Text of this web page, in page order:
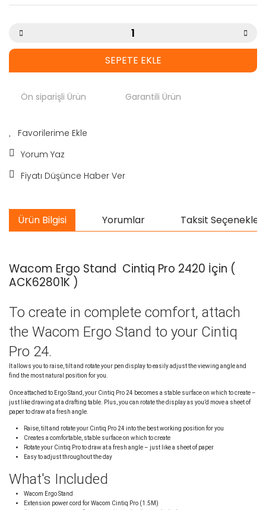
SEPETE EKLE
Ön siparişli Ürün Garantili Ürün
Yorum Yaz
Fiyatı Düşünce Haber Ver
Ürün Bilgisi Yorumlar Taksit Seçenekleri
Wacom Ergo Stand Cintiq Pro 2420 İçin (
ACK62801K )
To create in complete comfort, attach
the Wacom Ergo Stand to your Cintiq
Pro 24.
It allows you to raise, tilt and rotate your pen display to easily adjust the viewing angle and
find the most natural position for you.
Once attached to Ergo Stand, your Cintiq Pro 24 becomes a stable surface on which to create –
just like drawing at a drafting table. Plus, you can rotate the display as you’d move a sheet of
paper to draw at a fresh angle.
Raise, tilt and rotate your Cintiq Pro 24 into the best working position for you
Creates a comfortable, stable surface on which to create
Rotate your Cintiq Pro to draw at a fresh angle – just like a sheet of paper
Easy to adjust throughout the day
What's Included
Wacom Ergo Stand
Extension power cord for Wacom Cintiq Pro (1.5M)